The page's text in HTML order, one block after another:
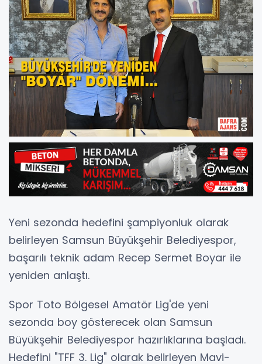
Yeni sezonda hedefini şampiyonluk olarak
belirleyen Samsun Büyükşehir Belediyespor,
başarılı teknik adam Recep Sermet Boyar ile
yeniden anlaştı.
Spor Toto Bölgesel Amatör Lig'de yeni
sezonda boy gösterecek olan Samsun
Büyükşehir Belediyespor hazırlıklarına başladı.
Hedefini "TFF 3. Lig" olarak belirleyen Mavi-